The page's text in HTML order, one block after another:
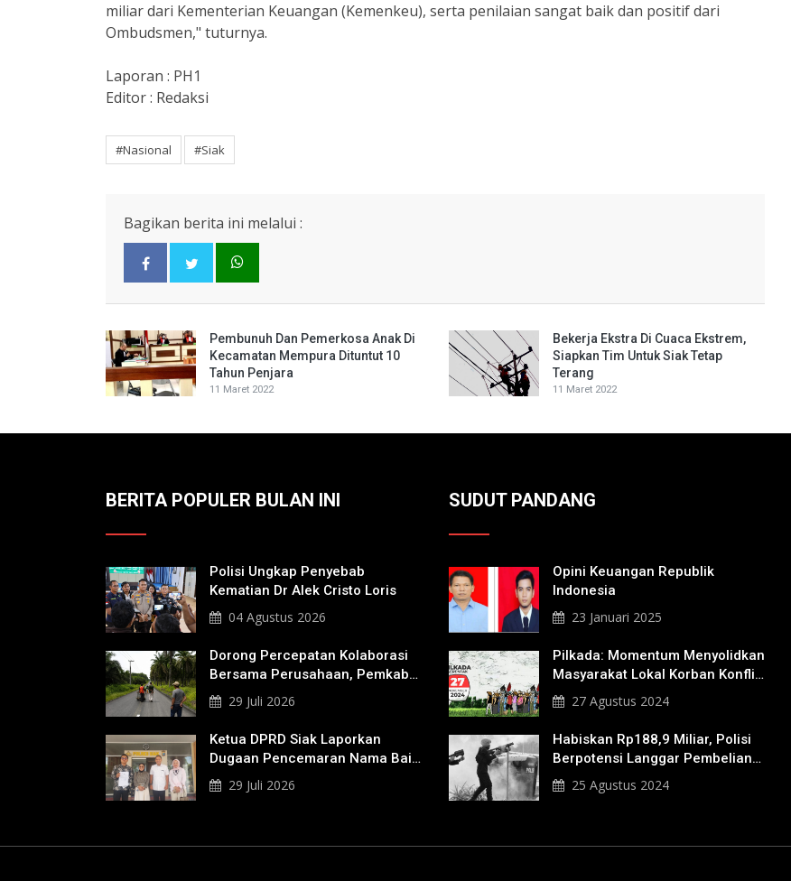
miliar dari Kementerian Keuangan (Kemenkeu), serta penilaian sangat baik dan positif dari
Ombudsmen," tuturnya.
Laporan : PH1
Editor : Redaksi
#Nasional #Siak
Bagikan berita ini melalui :
Pembunuh Dan Pemerkosa Anak Di
Kecamatan Mempura Dituntut 10
Tahun Penjara
11 Maret 2022
Bekerja Ekstra Di Cuaca Ekstrem,
Siapkan Tim Untuk Siak Tetap
Terang
11 Maret 2022
BERITA POPULER BULAN INI
Polisi Ungkap Penyebab
Kematian Dr Alek Cristo Loris
04 Agustus 2026
Dorong Percepatan Kolaborasi
Bersama Perusahaan, Pemkab
Bakal Tangani Jalan KITB -
Sungai Rawa Yang Rusak
29 Juli 2026
Ketua DPRD Siak Laporkan
Dugaan Pencemaran Nama Baik
Ke Polisi
29 Juli 2026
SUDUT PANDANG
Opini Keuangan Republik
Indonesia
23 Januari 2025
Pilkada: Momentum Menyolidkan
Masyarakat Lokal Korban Konflik
Agraria27 Agustus 2024
Habiskan Rp188,9 Miliar, Polisi
Berpotensi Langgar Pembelian
Gas Air Mata
25 Agustus 2024